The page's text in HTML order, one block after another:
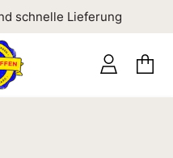
schnelle Lieferung